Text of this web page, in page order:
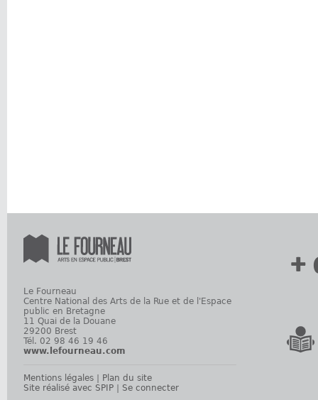
Le Fourneau
Centre National des Arts de la Rue et de l'Espace
public en Bretagne
11 Quai de la Douane
29200 Brest
Tél. 02 98 46 19 46
www.lefourneau.com
Mentions légales
Plan du site
Site réalisé avec SPIP
Se connecter
+